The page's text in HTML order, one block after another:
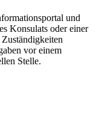
und
Konsulats oder einer
vor einem
Stelle.